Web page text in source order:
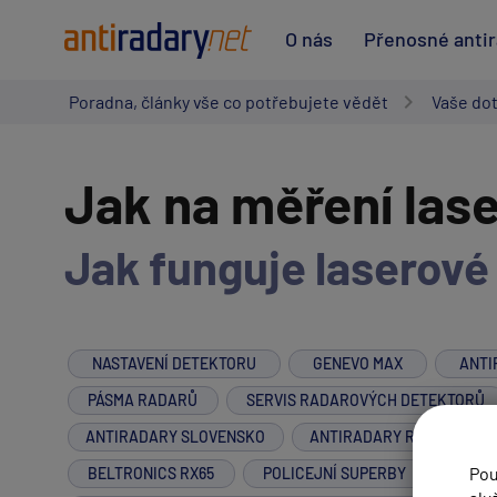
O nás Přenosné
Poradna, články vše co potřebujete vědět Vaše
Jak na měření
Jak funguje
NASTAVENÍ DETEKTORU GENEVO MAX
PÁSMA RADARŮ
SERVIS RADAROVÝCH DETEKTORŮ
ANTIRADARY SLOVENSKO
ANTIRADARY RAKOUSKO
BELTRONICS RX65
POLICEJNÍ SUPERBY